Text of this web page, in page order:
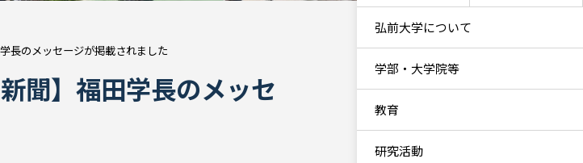
長のメッセージが掲載されました
聞】福田学長のメッセ
弘前大学について
学部・大学院等
教育
研究活動